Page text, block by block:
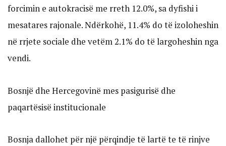
forcimin e autokracisë me rreth 12.0%, sa dyfishi i
mesatares rajonale. Ndërkohë, 11.4% do të izoloheshin
në rrjete sociale dhe vetëm 2.1% do të largoheshin nga
vendi.
Bosnjë dhe Hercegovinë mes pasigurisë dhe
paqartësisë institucionale
Bosnja dallohet për një përqindje të lartë te të rinjve